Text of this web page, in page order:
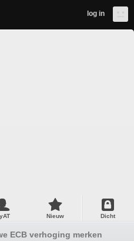
log in
Nieuw Dicht
ECB verhoging merken CF